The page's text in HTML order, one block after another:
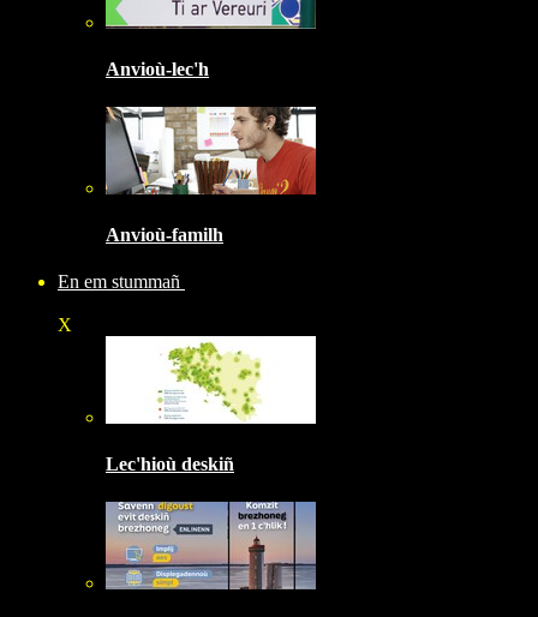
Anvioù-lec'h
Anvioù-familh
En em stummañ
X
Lec'hioù deskiñ